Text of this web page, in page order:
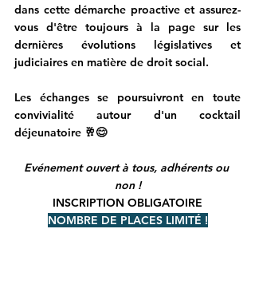
dans cette démarche proactive et assurez-
vous d'être toujours à la page sur les
dernières évolutions législatives et
judiciaires en matière de droit social.
Les échanges se poursuivront en toute
convivialité autour d'un cocktail
déjeunatoire 🥂😊
Evénement ouvert à tous, adhérents ou
non !
INSCRIPTION OBLIGATOIRE
NOMBRE DE PLACES LIMITÉ !